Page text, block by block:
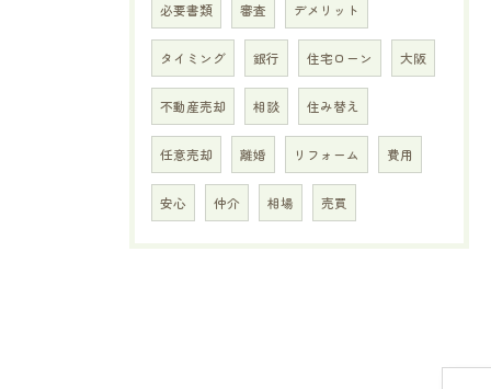
必要書類 審査 デメリット
タイミング 銀行 住宅ローン 大阪
不動産売却 相談 住み替え
任意売却 離婚 リフォーム 費用
安心 仲介 相場 売買